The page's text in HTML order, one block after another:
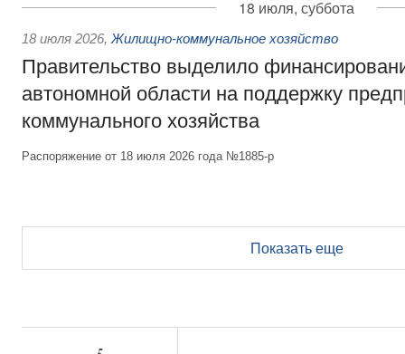
18 июля, суббота
18 июля 2026, Жилищно-коммунальное хозяйство
Правительство выделило
автономной области на поддержку
коммунального хозяйства
Распоряжение от 18 июля 2026 года №1885-р
Показать еще